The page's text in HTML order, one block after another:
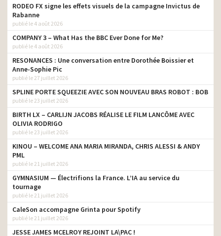
RODEO FX signe les effets visuels de la campagne Invictus de
Rabanne
publié le 4 août 2026
COMPANY 3 – What Has the BBC Ever Done for Me?
publié le 4 août 2026
RESONANCES : Une conversation entre Dorothée Boissier et
Anne-Sophie Pic
publié le 27 juillet 2026
SPLINE PORTE SQUEEZIE AVEC SON NOUVEAU BRAS ROBOT : BOB
publié le 23 juillet 2026
BIRTH LX – CARLIJN JACOBS RÉALISE LE FILM LANCÔME AVEC
OLIVIA RODRIGO
publié le 23 juillet 2026
KINOU – WELCOME ANA MARIA MIRANDA, CHRIS ALESSI & ANDY
PML
publié le 21 juillet 2026
GYMNASIUM — Électrifions la France. L’IA au service du
tournage
publié le 21 juillet 2026
CaleSon accompagne Grinta pour Spotify
publié le 21 juillet 2026
JESSE JAMES MCELROY REJOINT LA\PAC !